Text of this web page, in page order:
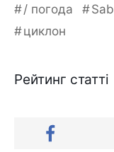
/ погода
циклон
Рейтинг статті